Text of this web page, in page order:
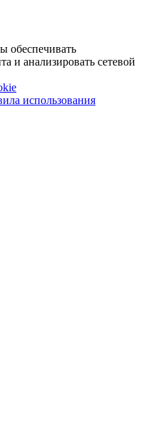
обеспечивать
и анализировать сетевой
использования